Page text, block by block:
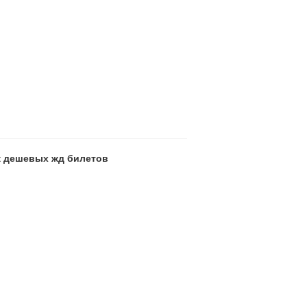
дешевых жд билетов